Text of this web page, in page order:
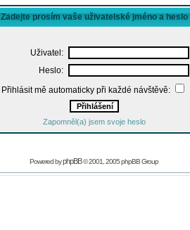
Zadejte prosím vaše uživatelské jméno a heslo
Uživatel:
Heslo:
Přihlásit mě automaticky při každé návštěvě:
Zapomněl(a) jsem svoje heslo
Powered byphpBB© 2001, 2005 phpBB Group